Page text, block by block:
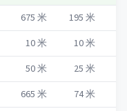
675 米 195 米
10米 10米
50米 25 米
665 米 74米